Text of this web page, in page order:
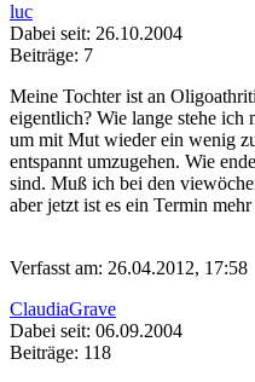
luc
Dabei seit: 26.10.2004
Beiträge: 7
Meine Tochter ist an
eigentlich? Wie lange stehe ich
um mit Mut wieder ein wenig
entspannt umzugehen. Wie
sind. Muß ich bei den
aber jetzt ist es ein Termin
Verfasst am: 26.04.2012, 17:58
ClaudiaGrave
Dabei seit: 06.09.2004
Beiträge: 118